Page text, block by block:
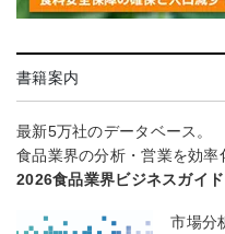
書籍案内
最新5万社のデータベース。
食品業界の分析・営業を効率
2026食品業界ビジネスガイド
市場分